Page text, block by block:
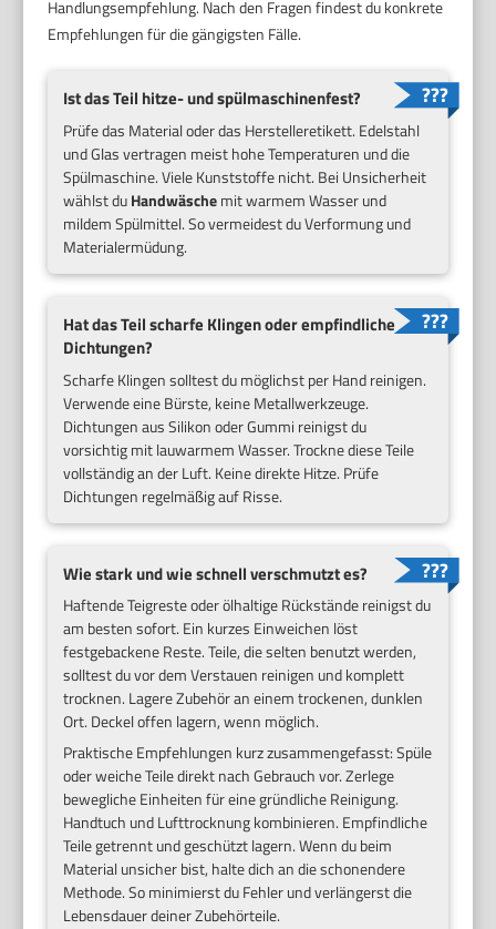
Handlungsempfehlung. Nach den Fragen findest du konkrete
Empfehlungen für die gängigsten Fälle.
Ist das Teil hitze- und spülmaschinenfest?
Prüfe das Material oder das Herstelleretikett. Edelstahl
und Glas vertragen meist hohe Temperaturen und die
Spülmaschine. Viele Kunststoffe nicht. Bei Unsicherheit
wählst duHandwäschemit warmem Wasser und
mildem Spülmittel. So vermeidest du Verformung und
Materialermüdung.
Hat das Teil scharfe Klingen oder empfindliche
Dichtungen?
Scharfe Klingen solltest du möglichst per Hand reinigen.
Verwende eine Bürste, keine Metallwerkzeuge.
Dichtungen aus Silikon oder Gummi reinigst du
vorsichtig mit lauwarmem Wasser. Trockne diese Teile
vollständig an der Luft. Keine direkte Hitze. Prüfe
Dichtungen regelmäßig auf Risse.
Wie stark und wie schnell verschmutzt es?
Haftende Teigreste oder ölhaltige Rückstände reinigst du
am besten sofort. Ein kurzes Einweichen löst
festgebackene Reste. Teile, die selten benutzt werden,
solltest du vor dem Verstauen reinigen und komplett
trocknen. Lagere Zubehör an einem trockenen, dunklen
Ort. Deckel offen lagern, wenn möglich.
Praktische Empfehlungen kurz zusammengefasst: Spüle
oder weiche Teile direkt nach Gebrauch vor. Zerlege
bewegliche Einheiten für eine gründliche Reinigung.
Handtuch und Lufttrocknung kombinieren. Empfindliche
Teile getrennt und geschützt lagern. Wenn du beim
Material unsicher bist, halte dich an die schonendere
Methode. So minimierst du Fehler und verlängerst die
Lebensdauer deiner Zubehörteile.